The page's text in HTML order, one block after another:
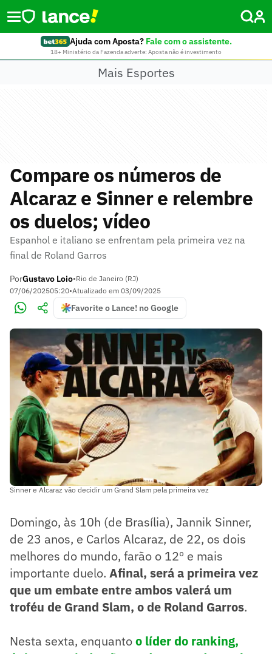
Ajuda com Aposta? Fale com o assistente.
18+ Ministério da Fazenda adverte: Aposta não é investimento
Mais Esportes
Compare os números de
Alcaraz e Sinner e relembre
os duelos; vídeo
Espanhol e italiano se enfrentam pela primeira vez na
final de Roland Garros
PorGustavo Loio•Rio de Janeiro (RJ)
07/06/202505:20•Atualizado em 03/09/2025
Favorite o Lance! no Google
Sinner e Alcaraz vão decidir um Grand Slam pela primeira vez
Domingo, às 10h (de Brasília), Jannik Sinner,
de 23 anos, e Carlos Alcaraz, de 22, os dois
melhores do mundo, farão o 12º e mais
importante duelo. Afinal, será a primeira vez
que um embate entre ambos valerá um
troféu de Grand Slam, o de Roland Garros.
Nesta sexta, enquantoo líder do ranking,